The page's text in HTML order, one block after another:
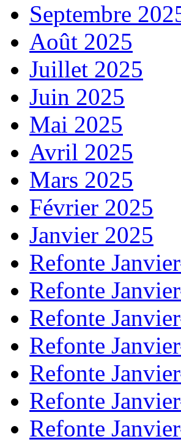
Septembre
Août 2025
Juillet 2025
Juin 2025
Mai 2025
Avril 2025
Mars 2025
Février 2025
Janvier 2025
Refonte
Refonte
Refonte
Refonte
Refonte
Refonte
Refonte